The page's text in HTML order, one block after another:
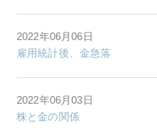
2022年06月06日
雇用統計後、金急落
2022年06月03日
株と金の関係